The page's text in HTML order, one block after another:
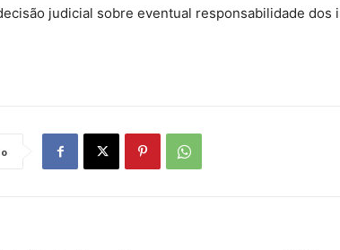
judicial sobre eventual responsabilidade dos